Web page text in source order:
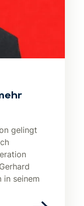
gelingt
in seinem